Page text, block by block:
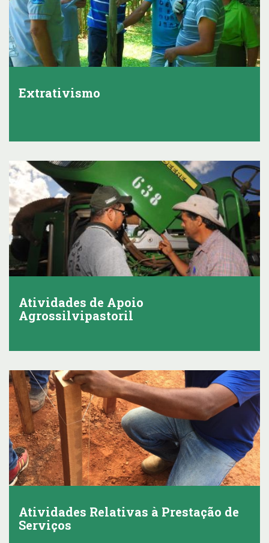
Extrativismo
Atividades de Apoio
Agrossilvipastoril
Atividades Relativas à Prestação de
Serviços